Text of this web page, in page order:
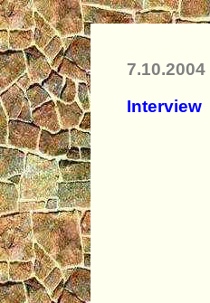
7.10.2004
Interview